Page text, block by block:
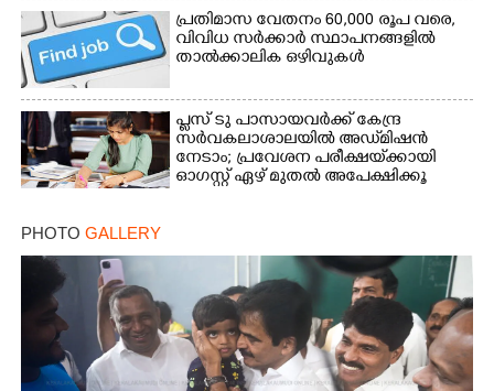
പ്രതിമാസ വേതനം 60,​000 രൂപ വരെ,​
വിവിധ സർക്കാർ സ്ഥാപനങ്ങളിൽ
താൽക്കാലിക ഒഴിവുകൾ
പ്ലസ് ടു പാസായവർക്ക് കേന്ദ്ര
സർവകലാശാലയിൽ അഡ്‌മിഷൻ
നേടാം; പ്രവേശന പരീക്ഷയ്‌ക്കായി
ഓഗസ്റ്റ് ഏഴ് മുതൽ അപേക്ഷിക്കൂ
PHOTO GALLERY